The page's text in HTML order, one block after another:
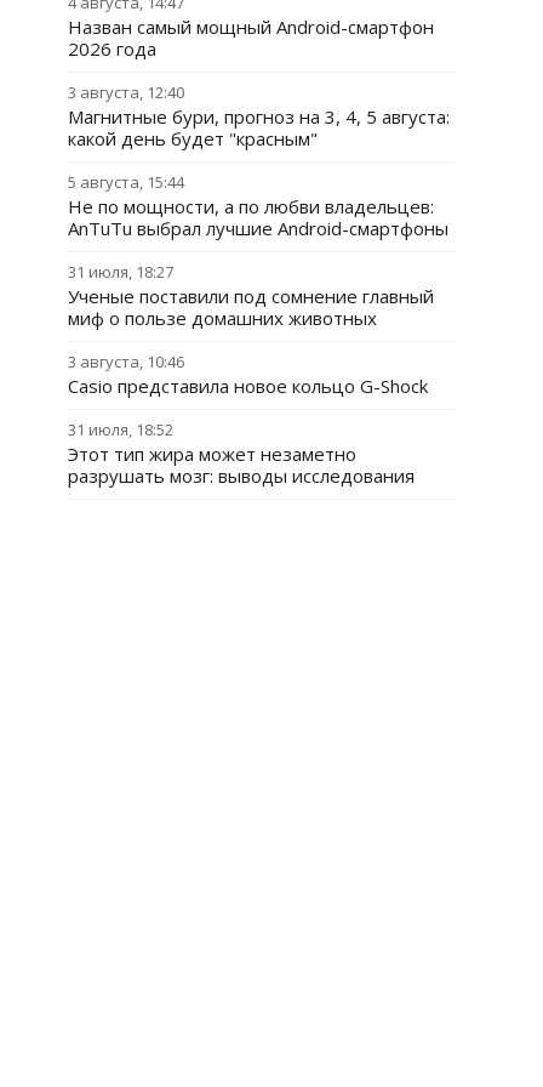
Назван самый мощный Android-смартфон
2026 года
3 августа, 12:40
Магнитные бури, прогноз на 3, 4, 5 августа:
какой день будет "красным"
5 августа, 15:44
Не по мощности, а по любви владельцев:
AnTuTu выбрал лучшие Android-смартфоны
31 июля, 18:27
Ученые поставили под сомнение главный
миф о пользе домашних животных
3 августа, 10:46
Casio представила новое кольцо G-Shock
31 июля, 18:52
Этот тип жира может незаметно
разрушать мозг: выводы исследования